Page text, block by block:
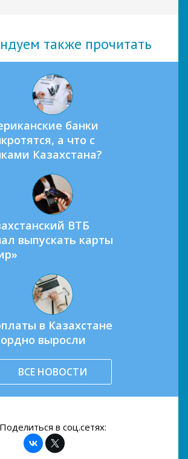
также прочитать
банки
а что с
Казахстана?
ВТБ
выпускать карты
в Казахстане
выросли
ВСЕ НОВОСТИ
Поделиться в соц.сетях: